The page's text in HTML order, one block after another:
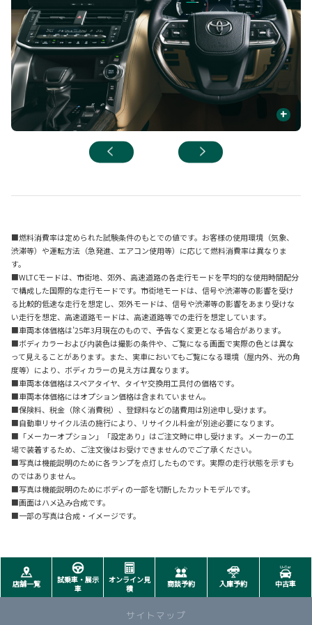
+
■燃料消費率は定められた試験条件のもとでの値です。お客様の使用環境（気象、
渋滞等）や運転方法（急発進、エアコン使用等）に応じて燃料消費率は異なりま
す。
■WLTCモードは、市街地、郊外、高速道路の各走行モードを平均的な使用時間配分
で構成した国際的な走行モードです。市街地モードは、信号や渋滞等の影響を受け
る比較的低速な走行を想定し、郊外モードは、信号や渋滞等の影響をあまり受けな
い走行を想定、高速道路モードは、高速道路等での走行を想定しています。
■車両本体価格は’25年3月現在のもので、予告なく変更となる場合があります。
■ボディカラーおよび内装色は撮影の条件や、ご覧になる画面で実際の色とは異な
って見えることがあります。また、実車においてもご覧になる環境（屋内外、光の角
度等）により、ボディカラーの見え方は異なります。
■車両本体価格はスペアタイヤ、タイヤ交換用工具付の価格です。
■車両本体価格にはオプション価格は含まれていません。
■保険料、税金（除く消費税）、登録料などの諸費用は別途申し受けます。
■自動車リサイクル法の施行により、リサイクル料金が別途必要になります。
■「メーカーオプション」「設定あり」はご注文時に申し受けます。メーカーの工
場で装着するため、ご注文後はお受けできませんのでご了承ください。
■写真は機能説明のために各ランプを点灯したものです。実際の走行状態を示すも
のではありません。
■写真は機能説明のためにボディの一部を切断したカットモデルです。
■画面はハメ込み合成です。
■一部の写真は合成・イメージです。
店舗一覧
試乗車・展示
車
オンライン見
積
商談予約 入庫予約 中古車
サイトマップ